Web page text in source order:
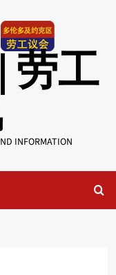
劳工
INFORMATION